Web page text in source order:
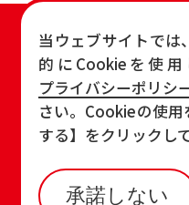
当ウェブサイトでは
的にCookieを使
プライバシーポリシ
さい。Cookieの使
する】をクリックし
承諾しない
TOP
お知らせ
各店の最新情